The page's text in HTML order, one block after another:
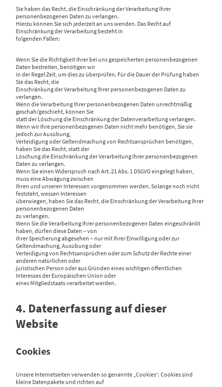
Sie haben das Recht, die Einschränkung der Verarbeitung Ihrer
personenbezogenen Daten zu verlangen.
Hierzu können Sie sich jederzeit an uns wenden. Das Recht auf
Einschränkung der Verarbeitung besteht in
folgenden Fällen:
Wenn Sie die Richtigkeit Ihrer bei uns gespeicherten personenbezogenen
Daten bestreiten, benötigen wir
in der Regel Zeit, um dies zu überprüfen. Für die Dauer der Prüfung haben
Sie das Recht, die
Einschränkung der Verarbeitung Ihrer personenbezogenen Daten zu
verlangen.
Wenn die Verarbeitung Ihrer personenbezogenen Daten unrechtmäßig
geschah/geschieht, können Sie
statt der Löschung die Einschränkung der Datenverarbeitung verlangen.
Wenn wir Ihre personenbezogenen Daten nicht mehr benötigen, Sie sie
jedoch zur Ausübung,
Verteidigung oder Geltendmachung von Rechtsansprüchen benötigen,
haben Sie das Recht, statt der
Löschung die Einschränkung der Verarbeitung Ihrer personenbezogenen
Daten zu verlangen.
Wenn Sie einen Widerspruch nach Art. 21 Abs. 1 DSGVO eingelegt haben,
muss eine Abwägung zwischen
Ihren und unseren Interessen vorgenommen werden. Solange noch nicht
feststeht, wessen Interessen
überwiegen, haben Sie das Recht, die Einschränkung der Verarbeitung Ihrer
personenbezogenen Daten
zu verlangen.
Wenn Sie die Verarbeitung Ihrer personenbezogenen Daten eingeschränkt
haben, dürfen diese Daten – von
ihrer Speicherung abgesehen – nur mit Ihrer Einwilligung oder zur
Geltendmachung, Ausübung oder
Verteidigung von Rechtsansprüchen oder zum Schutz der Rechte einer
anderen natürlichen oder
juristischen Person oder aus Gründen eines wichtigen öffentlichen
Interesses der Europäischen Union oder
eines Mitgliedstaats verarbeitet werden.
4. Datenerfassung auf dieser
Website
Cookies
Unsere Internetseiten verwenden so genannte „Cookies“. Cookies sind
kleine Datenpakete und richten auf